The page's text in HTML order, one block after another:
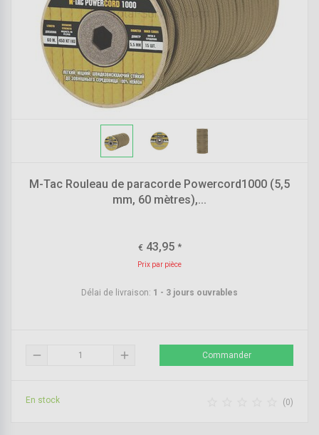
M-Tac Rouleau de paracorde Powercord1000 (5,5
mm, 60 mètres),...
€43,95 *
Prix par pièce
Délai de livraison: 1 - 3 jours ouvrables
remove add Commander
En stock (0)